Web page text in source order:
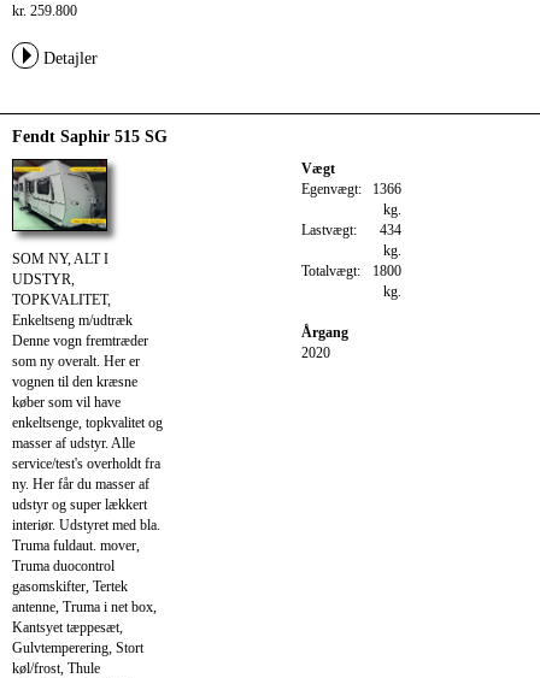
kr. 259.800
Detajler
Fendt Saphir 515 SG
SOM NY, ALT I
UDSTYR,
TOPKVALITET,
Enkeltseng m/udtræk
Denne vogn fremtræder
som ny overalt. Her er
vognen til den kræsne
køber som vil have
enkeltsenge, topkvalitet og
masser af udstyr. Alle
service/test's overholdt fra
ny. Her får du masser af
udstyr og super lækkert
interiør. Udstyret med bla.
Truma fuldaut. mover,
Truma duocontrol
gasomskifter, Tertek
antenne, Truma i net box,
Kantsyet tæppesæt,
Gulvtemperering, Stort
køl/frost, Thule
Vægt
Egenvægt: 1366
kg.
Lastvægt:
434
kg.
Totalvægt:
1800
kg.
Årgang
2020